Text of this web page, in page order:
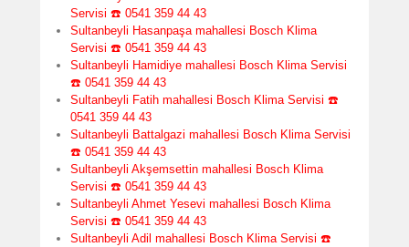
Servisi ☎️ 0541 359 44 43
Sultanbeyli Hasanpaşa mahallesi Bosch Klima
Servisi ☎️ 0541 359 44 43
Sultanbeyli Hamidiye mahallesi Bosch Klima Servisi
☎️ 0541 359 44 43
Sultanbeyli Fatih mahallesi Bosch Klima Servisi ☎️
0541 359 44 43
Sultanbeyli Battalgazi mahallesi Bosch Klima Servisi
☎️ 0541 359 44 43
Sultanbeyli Akşemsettin mahallesi Bosch Klima
Servisi ☎️ 0541 359 44 43
Sultanbeyli Ahmet Yesevi mahallesi Bosch Klima
Servisi ☎️ 0541 359 44 43
Sultanbeyli Adil mahallesi Bosch Klima Servisi ☎️